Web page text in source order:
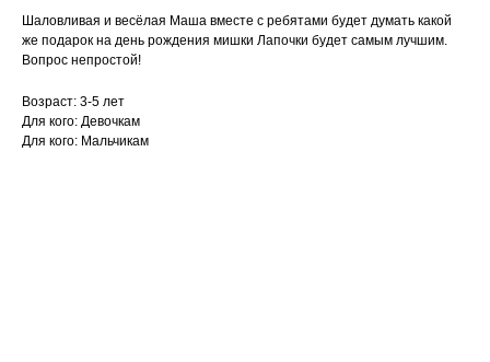
Шаловливая и весёлая Маша вместе с ребятами будет думать какой
же подарок на день рождения мишки Лапочки будет самым лучшим.
Вопрос непростой!
Возраст: 3-5 лет
Для кого: Девочкам
Для кого: Мальчикам